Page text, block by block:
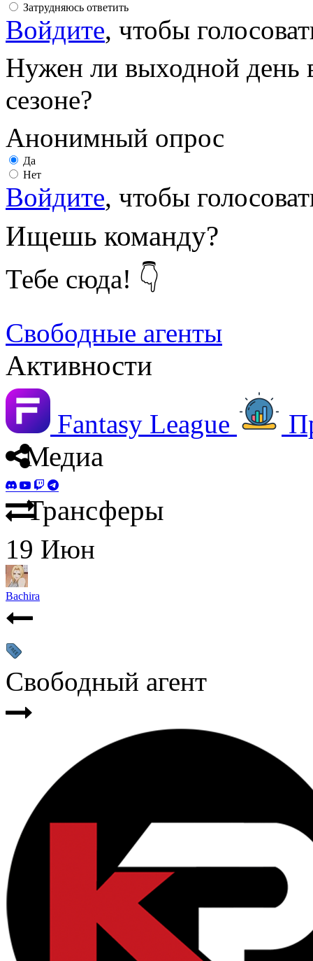
Затрудняюсь ответить
Войдите, чтобы
Нужен ли выходной день
сезоне?
Анонимный опрос
Да
Нет
Войдите, чтобы
Ищешь команду?
Тебе сюда! 👇
Свободные агенты
Активности
Fantasy League
Медиа
Трансферы
19 Июн
Bachira
Свободный агент